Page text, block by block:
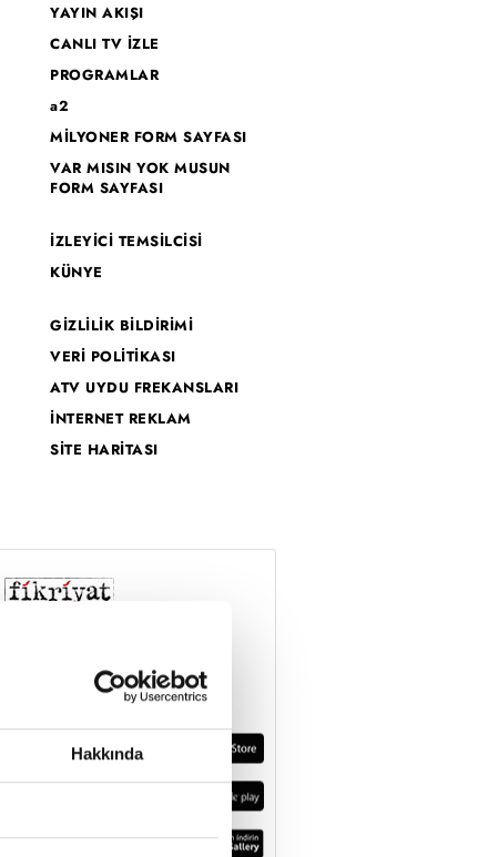
Hakkında
YAYIN AKIŞI
CANLI TV İZLE
PROGRAMLAR
a2
MİLYONER FORM SAYFASI
VAR MISIN YOK MUSUN
FORM SAYFASI
İZLEYİCİ TEMSİLCİSİ
KÜNYE
GİZLİLİK BİLDİRİMİ
VERİ POLİTİKASI
ATV UYDU FREKANSLARI
İNTERNET REKLAM
SİTE HARİTASI